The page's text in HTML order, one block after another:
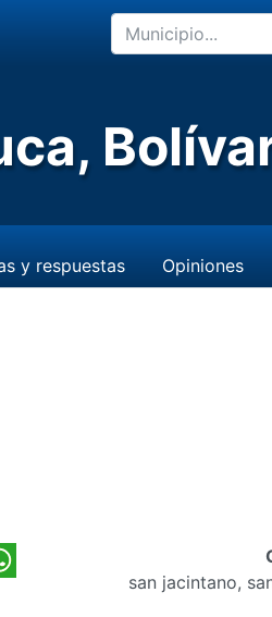
y respuestas Opiniones
san jacintano,